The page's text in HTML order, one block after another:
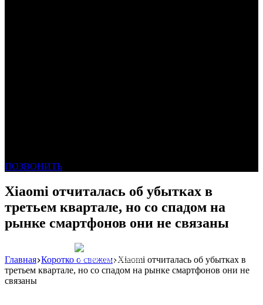
ПОЗВОНИТЬ
Xiaomi отчиталась об убытках в
третьем квартале, но со спадом на
рынке смартфонов они не связаны
Реклама: WeLANS облако
Главная Коротко о свежем Xiaomi отчиталась об убытках в
третьем квартале, но со спадом на рынке смартфонов они не
связаны